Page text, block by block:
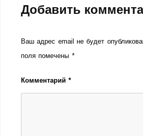
Добавить
Ваш адрес email не будет
поля помечены *
Комментарий*